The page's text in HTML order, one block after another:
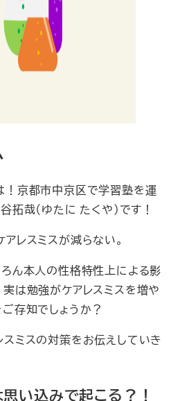
！京都市中京区で学習塾を運
拓哉（ゆたに たくや）です！
レスミスが減らない。
ろん本人の性格特性上による影
は勉強がケアレスミスを増や
存知でしょうか？
ミスの対策をお伝えしていき
い込みで起こる？！